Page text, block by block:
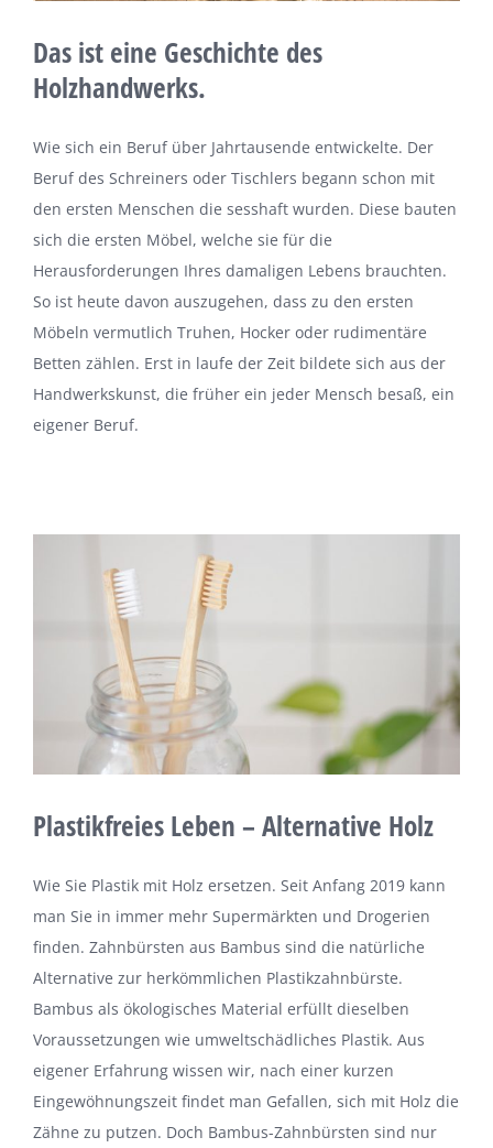
Das ist eine Geschichte des
Holzhandwerks.
Wie sich ein Beruf über Jahrtausende entwickelte. Der
Beruf des Schreiners oder Tischlers begann schon mit
den ersten Menschen die sesshaft wurden. Diese bauten
sich die ersten Möbel, welche sie für die
Herausforderungen Ihres damaligen Lebens brauchten.
So ist heute davon auszugehen, dass zu den ersten
Möbeln vermutlich Truhen, Hocker oder rudimentäre
Betten zählen. Erst in laufe der Zeit bildete sich aus der
Handwerkskunst, die früher ein jeder Mensch besaß, ein
eigener Beruf.
Plastikfreies Leben – Alternative Holz
Wie Sie Plastik mit Holz ersetzen. Seit Anfang 2019 kann
man Sie in immer mehr Supermärkten und Drogerien
finden. Zahnbürsten aus Bambus sind die natürliche
Alternative zur herkömmlichen Plastikzahnbürste.
Bambus als ökologisches Material erfüllt dieselben
Voraussetzungen wie umweltschädliches Plastik. Aus
eigener Erfahrung wissen wir, nach einer kurzen
Eingewöhnungszeit findet man Gefallen, sich mit Holz die
Zähne zu putzen. Doch Bambus-Zahnbürsten sind nur